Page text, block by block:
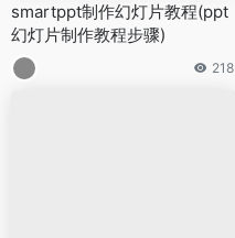
smartppt制作幻灯片教程(ppt
幻灯片制作教程步骤)
218